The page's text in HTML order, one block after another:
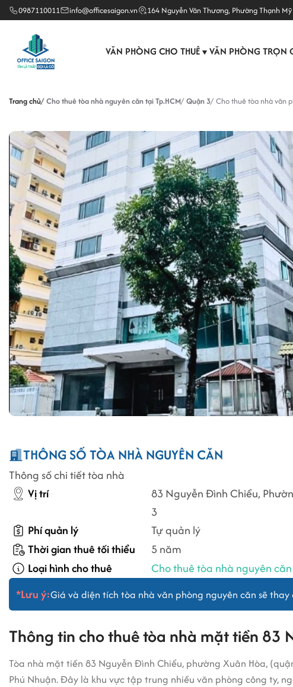
0987110011 info@officesaigon.vn 164 Nguyễn Văn Thương, Phường Thạnh Mỹ
VĂN PHÒNG CHO THUÊ ▼ VĂN PHÒNG TRỌN
Trang chủ Cho thuê tòa nhà nguyên căn tại Tp.HCM Quận 3 Cho thuê tòa nhà văn
THÔNG SỐ TÒA NHÀ NGUYÊN CĂN
Thông số chi tiết tòa nhà
Vị trí
83 Nguyễn Đình Chiểu,
3
Phí quản lý Tự quản lý
Thời gian thuê tối thiểu 5 năm
Loại hình cho thuê Cho thuê tòa nhà nguyên căn
*Lưu ý:Giá và diện tích tòa nhà văn phòng nguyên căn sẽ
Thông tin cho thuê tòa nhà mặt tiền 83
Tòa nhà mặt tiền 83 Nguyễn Đình Chiểu, phường Xuân Hòa,
Phú Nhuận. Đây là khu vực tập trung nhiều văn phòng công ty,